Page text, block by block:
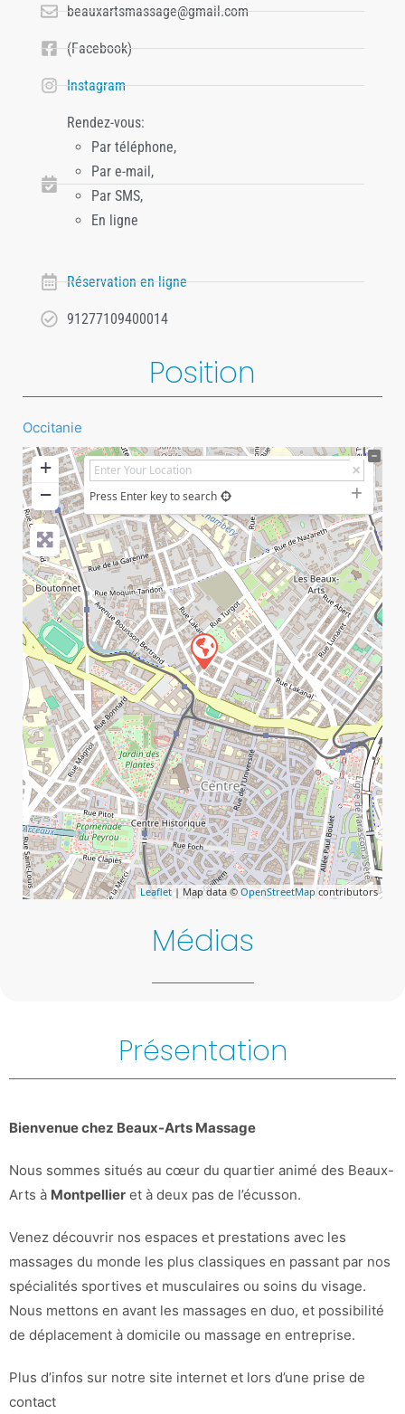
Présentation
Bienvenue chez Beaux-Arts Massage
Nous sommes situés au cœur du quartier animé des Beaux-
Arts à Montpellier et à deux pas de l’écusson.
Venez découvrir nos espaces et prestations avec les
massages du monde les plus classiques en passant par nos
spécialités sportives et musculaires ou soins du visage.
Nous mettons en avant les massages en duo, et possibilité
de déplacement à domicile ou massage en entreprise.
Plus d’infos sur notre site internet et lors d’une prise de
contact
beauxartsmassage@gmail.com
(Facebook)
Instagram
Rendez-vous:
Par téléphone,
Par e-mail,
Par SMS,
En ligne
Réservation en ligne
91277109400014
Position
Occitanie
+
−
Press Enter key to search
Leaflet| Map data © OpenStreetMap contributors
Médias